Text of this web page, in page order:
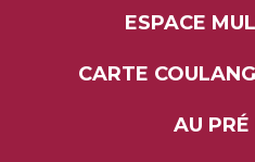
ESPACE
CARTE
AU PRÉ